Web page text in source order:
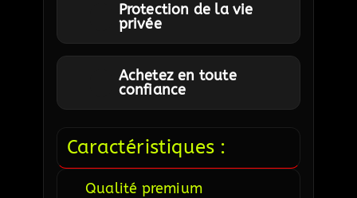
Protection de la vie
privée
Achetez en toute
confiance
Caractéristiques :
Qualité premium